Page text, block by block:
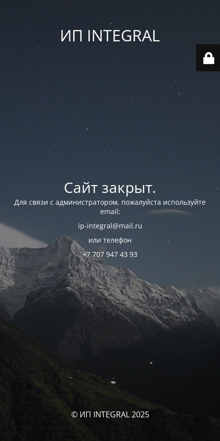
ИП INTEGRAL
Сайт закрыт.
Для связи с администратором, пожалуйста используйте
email:
ip-integral@mail.ru
или телефон
+7 707 947 43 93
© ИП INTEGRAL 2025